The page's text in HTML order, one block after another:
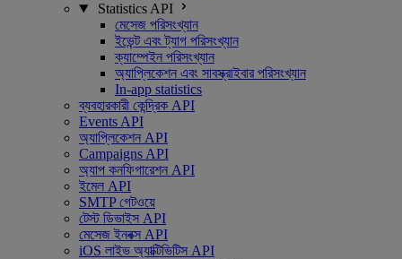
Statistics API
মেসেজ পরিসংখ্যান
ইভেন্ট এবং ট্যাগ পরিসংখ্যান
ক্যাম্পেইন পরিসংখ্যান
অ্যাপ্লিকেশন এবং সাবস্ক্রাইবার পরিসংখ্যান
In-app statistics
ব্যবহারকারী কেন্দ্রিক API
Events API
অ্যাপ্লিকেশন API
Campaigns API
অ্যাপ কনফিগারেশন API
ইমেল API
SMTP গেটওয়ে
টেস্ট ডিভাইস API
মেসেজ ইনবক্স API
iOS লাইভ অ্যাক্টিভিটিস API